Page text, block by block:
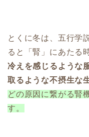
とくに冬は、五行学
ると「腎」にあたる
冷えを感じるような
取るような不摂生な
どの原因に繋がる腎
す。